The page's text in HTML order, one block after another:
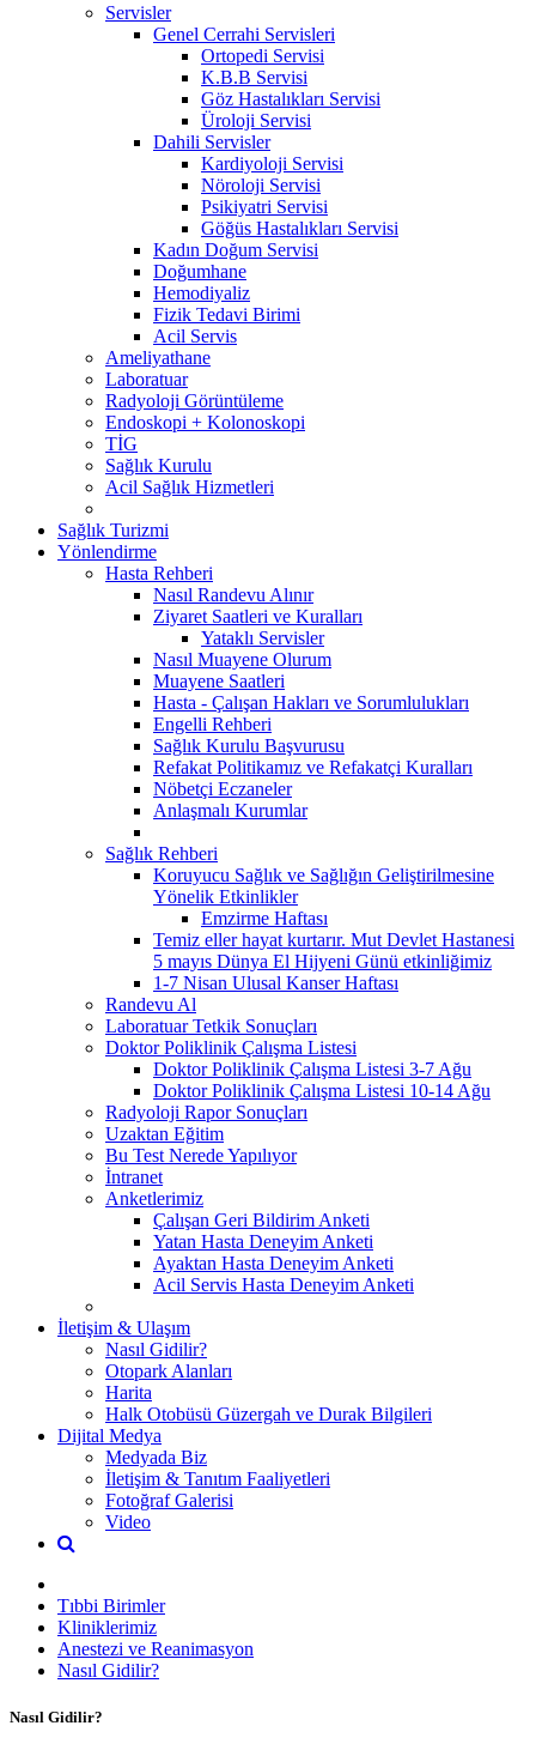
Servisler
Genel Cerrahi Servisleri
Ortopedi Servisi
K.B.B Servisi
Göz Hastalıkları Servisi
Üroloji Servisi
Dahili Servisler
Kardiyoloji Servisi
Nöroloji Servisi
Psikiyatri Servisi
Göğüs Hastalıkları Servisi
Kadın Doğum Servisi
Doğumhane
Hemodiyaliz
Fizik Tedavi Birimi
Acil Servis
Ameliyathane
Laboratuar
Radyoloji Görüntüleme
Endoskopi + Kolonoskopi
TİG
Sağlık Kurulu
Acil Sağlık Hizmetleri
Sağlık Turizmi
Yönlendirme
Hasta Rehberi
Nasıl Randevu Alınır
Ziyaret Saatleri ve Kuralları
Yataklı Servisler
Nasıl Muayene Olurum
Muayene Saatleri
Hasta - Çalışan Hakları ve Sorumlulukları
Engelli Rehberi
Sağlık Kurulu Başvurusu
Refakat Politikamız ve Refakatçi Kuralları
Nöbetçi Eczaneler
Anlaşmalı Kurumlar
Sağlık Rehberi
Koruyucu Sağlık ve Sağlığın Geliştirilmesine
Yönelik Etkinlikler
Emzirme Haftası
Temiz eller hayat kurtarır. Mut Devlet Hastanesi
5 mayıs Dünya El Hijyeni Günü etkinliğimiz
1-7 Nisan Ulusal Kanser Haftası
Randevu Al
Laboratuar Tetkik Sonuçları
Doktor Poliklinik Çalışma Listesi
Doktor Poliklinik Çalışma Listesi 3-7 Ağu
Doktor Poliklinik Çalışma Listesi 10-14 Ağu
Radyoloji Rapor Sonuçları
Uzaktan Eğitim
Bu Test Nerede Yapılıyor
İntranet
Anketlerimiz
Çalışan Geri Bildirim Anketi
Yatan Hasta Deneyim Anketi
Ayaktan Hasta Deneyim Anketi
Acil Servis Hasta Deneyim Anketi
İletişim & Ulaşım
Nasıl Gidilir?
Otopark Alanları
Harita
Halk Otobüsü Güzergah ve Durak Bilgileri
Dijital Medya
Medyada Biz
İletişim & Tanıtım Faaliyetleri
Fotoğraf Galerisi
Video
Tıbbi Birimler
Kliniklerimiz
Anestezi ve Reanimasyon
Nasıl Gidilir?
Nasıl Gidilir?